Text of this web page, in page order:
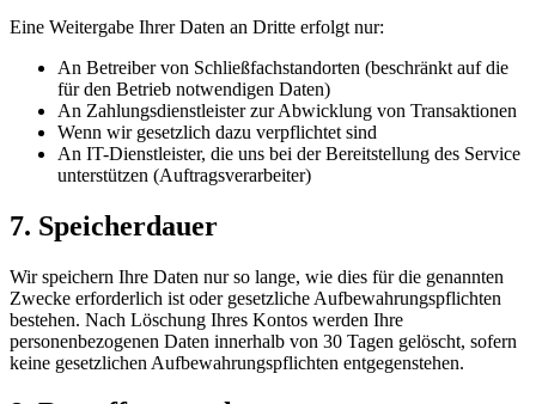
Eine Weitergabe Ihrer Daten an Dritte erfolgt nur:
An Betreiber von Schließfachstandorten (beschränkt auf die
für den Betrieb notwendigen Daten)
An Zahlungsdienstleister zur Abwicklung von Transaktionen
Wenn wir gesetzlich dazu verpflichtet sind
An IT-Dienstleister, die uns bei der Bereitstellung des Service
unterstützen (Auftragsverarbeiter)
7. Speicherdauer
Wir speichern Ihre Daten nur so lange, wie dies für die genannten
Zwecke erforderlich ist oder gesetzliche Aufbewahrungspflichten
bestehen. Nach Löschung Ihres Kontos werden Ihre
personenbezogenen Daten innerhalb von 30 Tagen gelöscht, sofern
keine gesetzlichen Aufbewahrungspflichten entgegenstehen.